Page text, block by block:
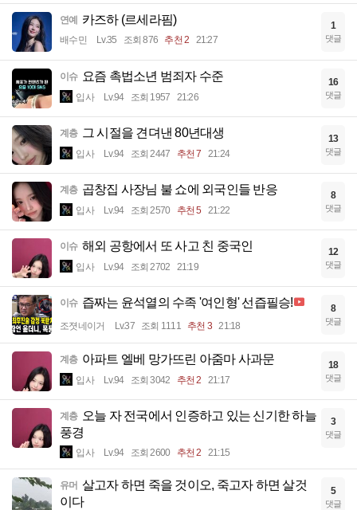
연예 카즈하 (르세라핌)
배수민 Lv.35 조회 876 추천 2 21:27
1
댓글
이슈 요즘 촉법소년 범죄자 수준
입사 Lv.94 조회 1957 21:26
16
댓글
계층 그 시절을 견뎌낸 80년대생
입사 Lv.94 조회 2447 추천 7 21:24
13
댓글
계층 곱창집 사장님 불 쇼에 외국인들 반응
입사 Lv.94 조회 2570 추천 5 21:22
8
댓글
이슈 해외 공항에서 또 사고 친 중국인
입사 Lv.94 조회 2702 21:19
12
댓글
이슈 즙짜는 윤석열의 수족 '여인형' 선즙필승!
조졋네이거 Lv.37 조회 1111 추천 3 21:18
8
댓글
계층 아파트 엘베 망가뜨린 아줌마 사과문
입사 Lv.94 조회 3042 추천 2 21:17
18
댓글
계층 오늘 자 전국에서 인증하고 있는 신기한 하늘
풍경
입사 Lv.94 조회 2600 추천 2 21:15
3
댓글
유머 살고자 하면 죽을 것이오, 죽고자 하면 살것
이다
5
댓글